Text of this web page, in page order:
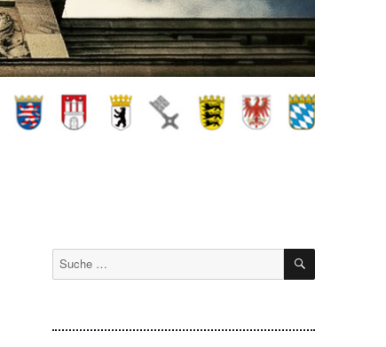
Suche
nach:
SUCHEN